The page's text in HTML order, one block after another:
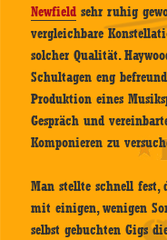
Newfield sehr ruhig
vergleichbare
solcher Qualität.
Schultagen eng
Produktion eines
Gespräch und
Komponieren zu
Man stellte schnell fest,
mit einigen, wenigen
selbst gebuchten Gigs